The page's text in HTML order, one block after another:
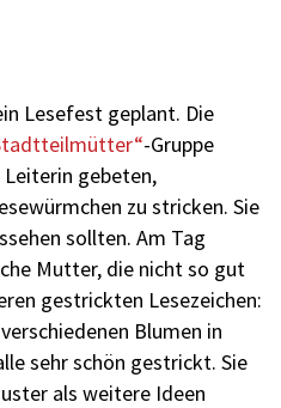
Lesefest geplant. Die
-Gruppe
gebeten,
zu stricken. Sie
sollten. Am Tag
Mutter, die nicht so gut
gestrickten Lesezeichen:
Blumen in
sehr schön gestrickt. Sie
als weitere Ideen